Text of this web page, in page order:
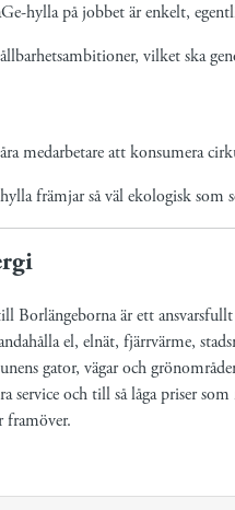
hylla på jobbet är enkelt,
vilket ska
medarbetare att konsumera
främjar så väl ekologisk som
Borlängeborna är ett
el, elnät, fjärrvärme,
gator, vägar och
och till så låga priser
framöver.